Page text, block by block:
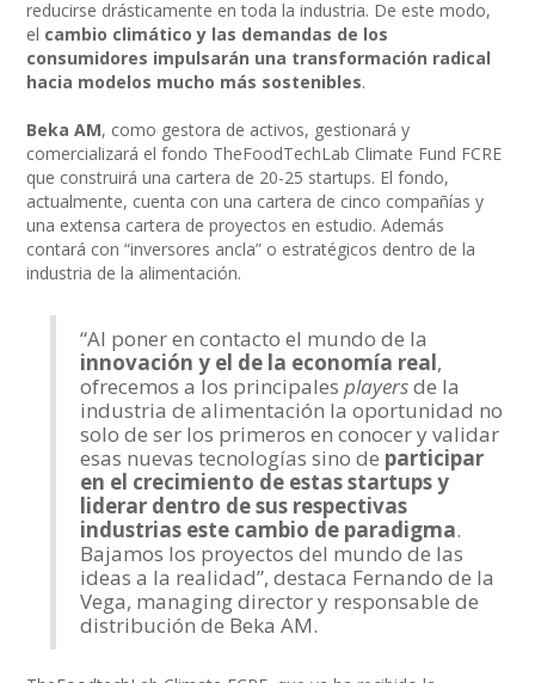
reducirse drásticamente en toda la industria. De este modo,
el cambio climático y las demandas de los
consumidores impulsarán una transformación radical
hacia modelos mucho más sostenibles.
Beka AM, como gestora de activos, gestionará y
comercializará el fondo TheFoodTechLab Climate Fund FCRE
que construirá una cartera de 20-25 startups. El fondo,
actualmente, cuenta con una cartera de cinco compañías y
una extensa cartera de proyectos en estudio. Además
contará con “inversores ancla” o estratégicos dentro de la
industria de la alimentación.
“Al poner en contacto el mundo de la
innovación y el de la economía real,
ofrecemos a los principalesplayersde la
industria de alimentación la oportunidad no
solo de ser los primeros en conocer y validar
esas nuevas tecnologías sino de participar
en el crecimiento de estas startups y
liderar dentro de sus respectivas
industrias este cambio de paradigma.
Bajamos los proyectos del mundo de las
ideas a la realidad”, destaca Fernando de la
Vega, managing director y responsable de
distribución de Beka AM.